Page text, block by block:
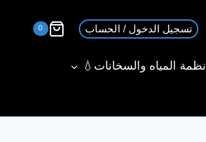
تسجيل الدخول / الحساب 0
أنظمة المياه والسخانات💧